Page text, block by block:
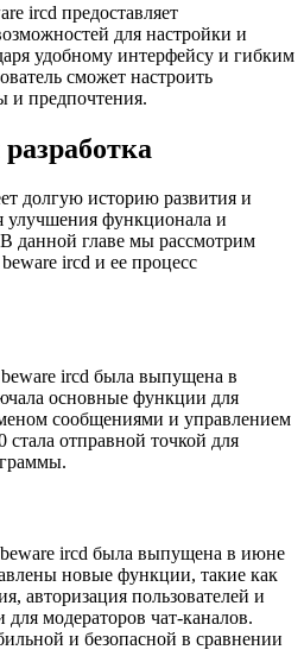
ircd предоставляет
для настройки и
удобному интерфейсу и гибким
сможет настроить
и предпочтения.
долгую историю развития и
улучшения функционала и
данной главе мы рассмотрим
ircd и ее процесс
ircd была выпущена в
основные функции для
сообщениями и управлением
стала отправной точкой для
ircd была выпущена в июне
новые функции, такие как
авторизация пользователей и
модераторов чат-каналов.
и безопасной в сравнении